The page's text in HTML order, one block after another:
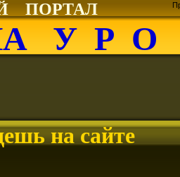
ПОРТАЛ
У Р О
на сайте